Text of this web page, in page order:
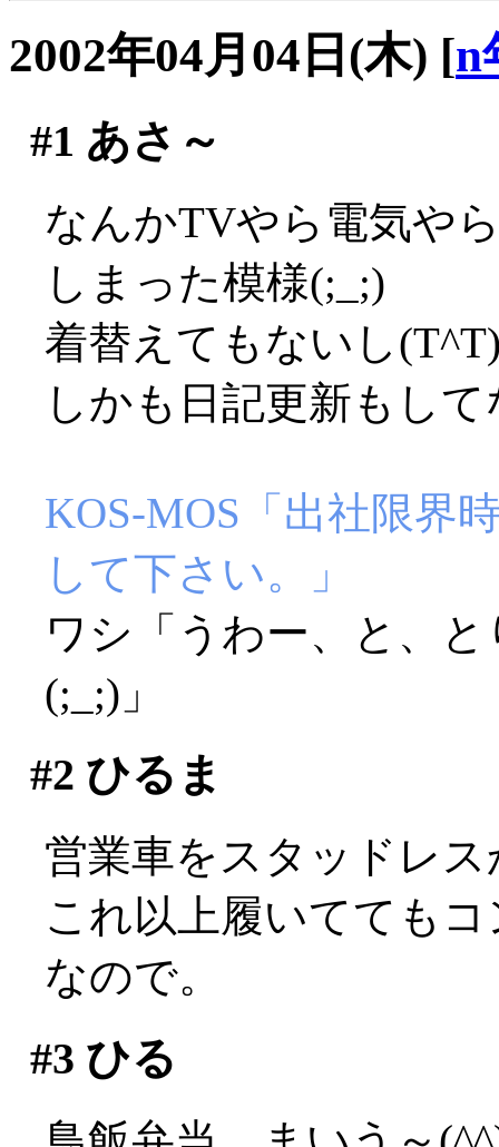
2002年04月04日(木) [n
#1 あさ～
なんかTVやら電気や
しまった模様(;_;)
着替えてもないし
しかも日記更新もし
KOS-MOS「出社限界
して下さい。」
ワシ「うわー、と、
(;_;)」
#2 ひるま
営業車をスタッドレ
これ以上履いてても
なので。
#3 ひる